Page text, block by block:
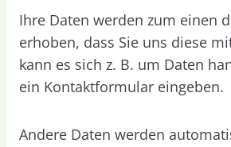
Ihre Daten werden zum einen
erhoben, dass Sie uns diese
kann es sich z. B. um Daten
ein Kontaktformular eingeben.
Andere Daten werden